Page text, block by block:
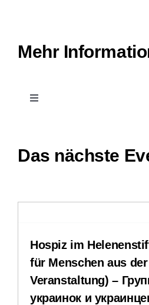
Mehr
Toggle
Downloads
Impressum
Das nächste
Hospiz im
für Menschen aus
Veranstaltung) –
украинок и